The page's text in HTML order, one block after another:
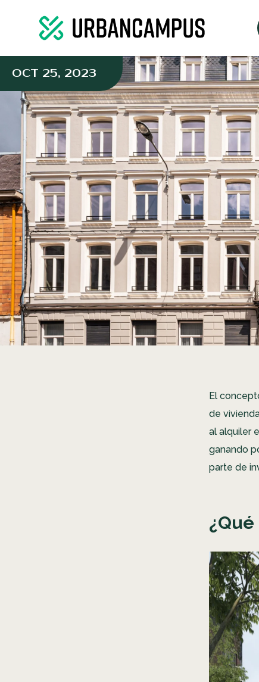
OCT 25, 2023
El
de
al alquiler
ganando
parte de